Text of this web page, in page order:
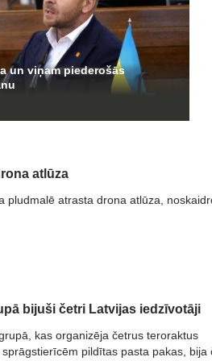
un viņam piederošās
atlūza
pludmalē atrasta drona atlūza,
bijuši četri Latvijas iedzīvotāji
kas organizēja četrus teroraktus
pildītas pasta pakas, bija